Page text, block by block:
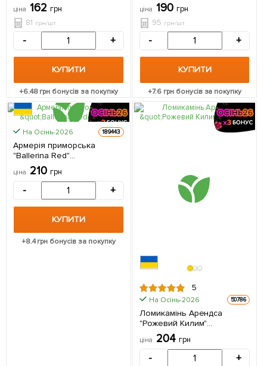
ціна 162 грн
81 грн/шт
- +
КУПИТИ
+6.48грн бонусів за покупку
ціна 190 грн
95 грн/шт
- +
КУПИТИ
+7.6грн бонусів за покупку
На Осінь-2026 189443
Армерія приморська
"Ballerina Red"
(Кореневище) 1 саджанець
в упаковці
ціна 210 грн
- +
КУПИТИ
+8.4грн бонусів за покупку
5
На Осінь-2026 50786
Ломикамінь Арендса
"Рожевий Килим"
(Кореневище) 1 саджанець
в упаковці
ціна 204 грн
- +